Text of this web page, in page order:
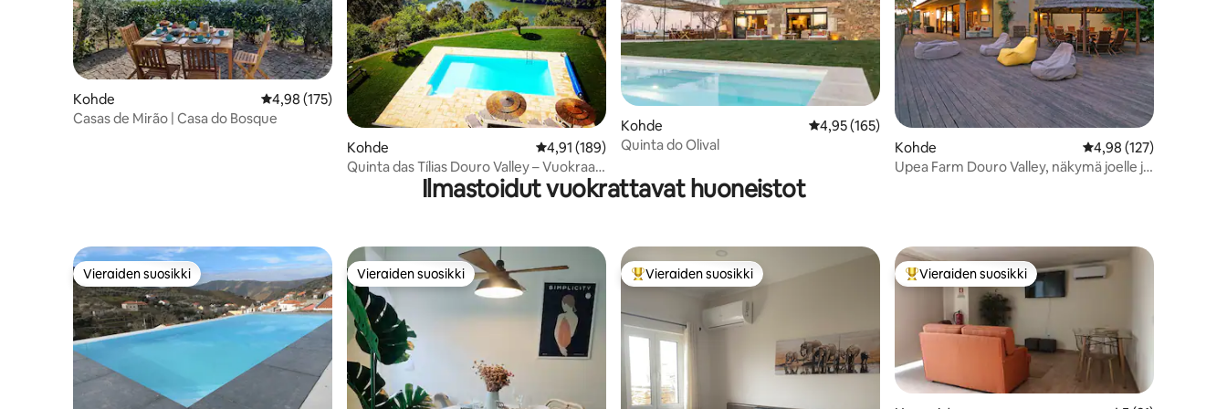
Kohde Keskimääräinen arvio 4,98/5, 175 arvostelua
4,98 (175)
Casas de Mirão | Casa do Bosque
Kohde Keskimääräinen arvio 4,91/5, 189 arvostelua
4,91 (189)
Quinta das Tílias Douro Valley – Vuokraa
Kohde Keskimääräinen arvio 4,95/5, 165 arvostelua
4,95 (165)
Quinta do Olival
Kohde Keskimääräinen arvio
4,98 (127)
Upea Farm Douro Valley, näkymä joelle ja
Ilmastoidut vuokrattavat huoneistot
Vieraiden suosikki
Vieraiden suosikki Vieraiden suosikki
Vieraiden suosikki Vieraiden suosikkien parhaimmistoa
Vieraiden suosikki Vieraiden suosikkien parhaimmistoa
Vieraiden suosikki